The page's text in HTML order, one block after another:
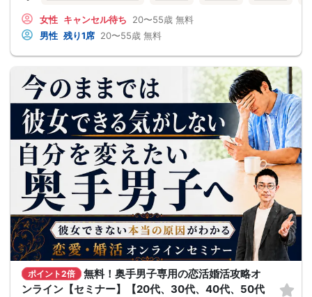
女性 キャンセル待ち 20〜55歳 無料
男性 残り1席 20〜55歳 無料
ポイント2倍
無料！奥手男子専用の恋活婚活攻略オ
ンライン【セミナー】【20代、30代、40代、50代